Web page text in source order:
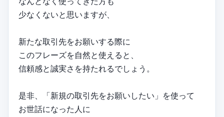
少なくないと思いますが、
新たな取引先をお願いする際に
このフレーズを自然と使えると、
信頼感と誠実さを持たれるでしょう。
是非、「新規の取引先をお願いしたい」を使って
お世話になった人に